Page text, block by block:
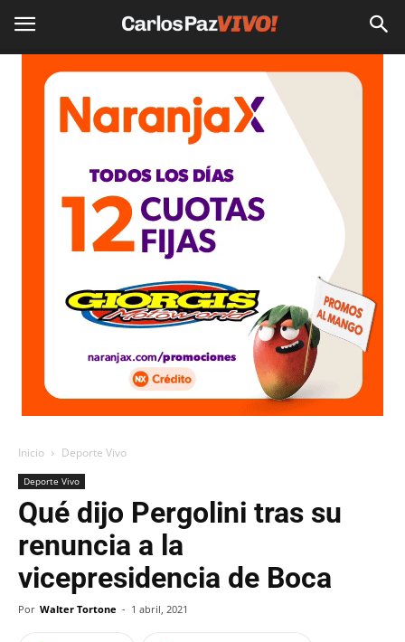
Inicio Deporte Vivo
Deporte Vivo
Qué dijo Pergolini tras su
renuncia a la
vicepresidencia de Boca
Por Walter Tortone - 1 abril, 2021